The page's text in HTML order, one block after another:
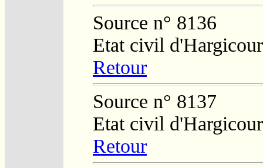
Source n° 8136
Etat civil
Retour
Source n° 8137
Etat civil
Retour